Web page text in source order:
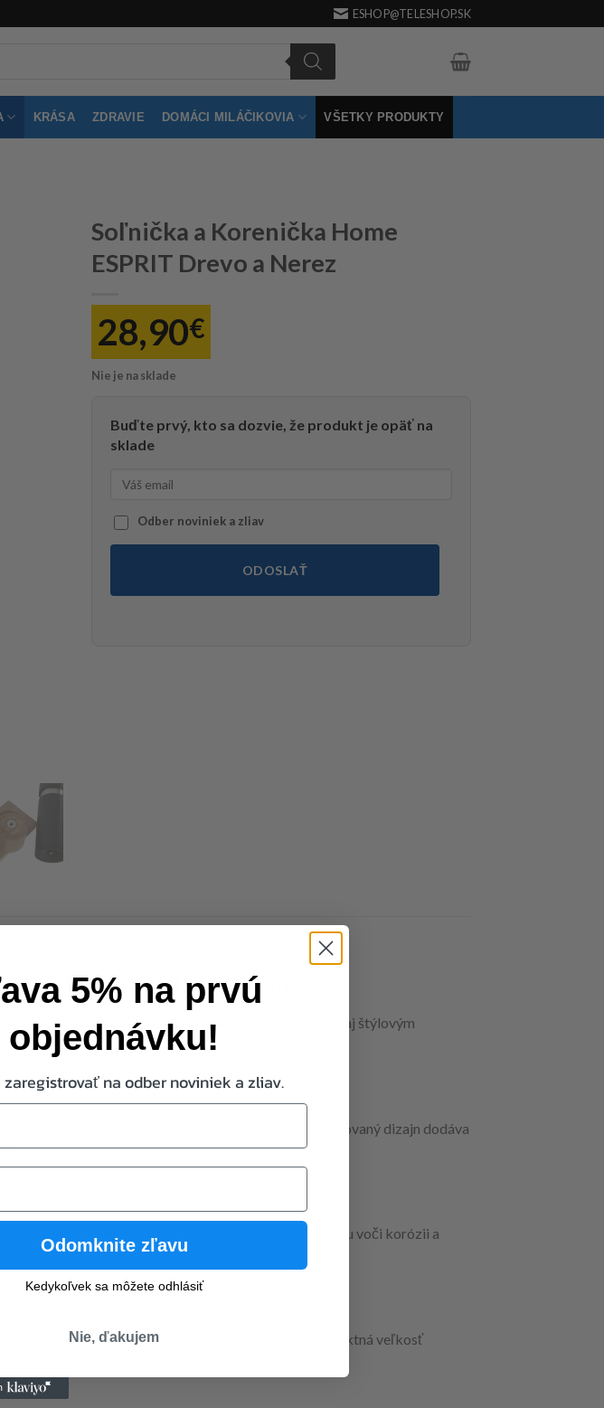
ESHOP@TELESHOP.SK
KRÁSA ZDRAVIE DOMÁCI MILÁČIKOVIA VŠETKY PRODUKTY
Soľnička a Korenička Home
ESPRIT Drevo a Nerez
28,90€
Nie je na sklade
Buďte prvý, kto sa dozvie, že produkt je opäť na
sklade
Odber noviniek a zliav
ODOSLAŤ
a Funkčnosť v Jednom
nielen praktickým pomocníkom v každej kuchyni, ale aj štýlovým
zaručujú jeho dlhú životnosť a odolnosť.
je doplnená o prírodné drevené prvky. Tento kombinovaný dizajn dodáva
životnosť. Nerezová oceľ je známa svojou odolnosťou voči korózii a
na dotyk.
na stôl alebo do kuchynskej linky. Ich kompaktná veľkosť
5% na prvú
objednávku!
zaregistrovať na odber noviniek a zliav.
Odomknite zľavu
Kedykoľvek sa môžete odhlásiť
Nie, ďakujem